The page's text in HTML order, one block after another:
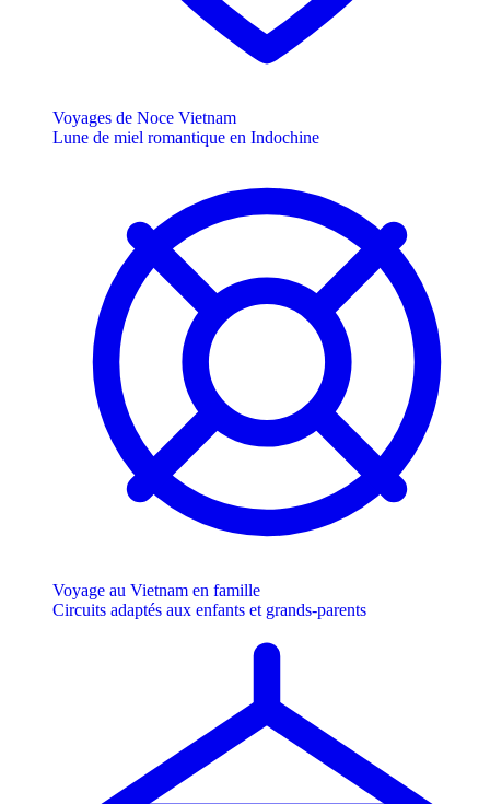
Voyages de Noce Vietnam
Lune de miel romantique en Indochine
Voyage au Vietnam en famille
Circuits adaptés aux enfants et grands-parents